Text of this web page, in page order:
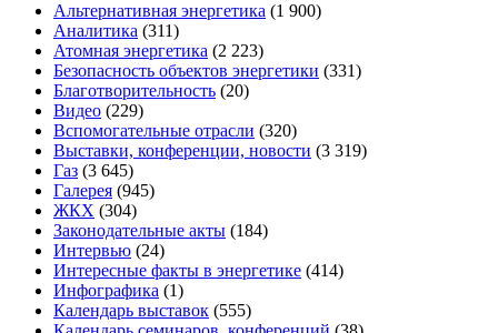
Альтернативная энергетика (1 900)
Аналитика (311)
Атомная энергетика (2 223)
Безопасность объектов энергетики (331)
Благотворительность (20)
Видео (229)
Вспомогательные отрасли (320)
Выставки, конференции, новости (3 319)
Газ (3 645)
Галерея (945)
ЖКХ (304)
Законодательные акты (184)
Интервью (24)
Интересные факты в энергетике (414)
Инфографика (1)
Календарь выставок (555)